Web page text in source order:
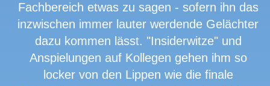
Fachbereich etwas zu sagen - sofern ihn das
inzwischen immer lauter werdende Gelächter
dazu kommen lässt. "Insiderwitze" und
Anspielungen auf Kollegen gehen ihm so
locker von den Lippen wie die finale